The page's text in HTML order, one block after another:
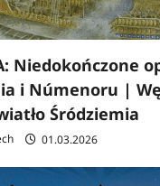
Niedokończone
i Númenoru |
Śródziemia
01.03.2026